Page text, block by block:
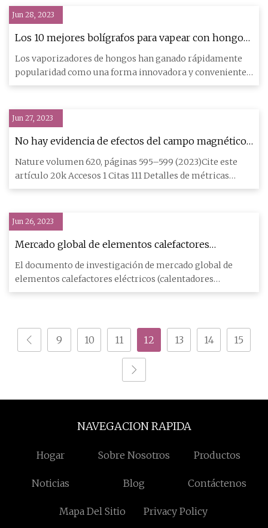
Jun 28, 2023
Los 10 mejores bolígrafos para vapear con hongos:
una guía completa para entusiastas
Los vaporizadores de hongos han ganado rápidamente
popularidad como una forma innovadora y conveniente
de disfrutar los
Jun 27, 2023
No hay evidencia de efectos del campo magnético
en el comportamiento de Drosophila
Nature volumen 620, páginas 595–599 (2023)Cite este
artículo 20k Accesos 1 Citas 111 Detalles de métricas
altmétricas Lo
Jun 26, 2023
Mercado global de elementos calefactores
eléctricos (calentadores eléctricos) analizado con
tendencias y oportunidades para 2029
El documento de investigación de mercado global de
elementos calefactores eléctricos (calentadores
eléctricos) presenta
9 10 11 12 13 14 15
NAVEGACION RAPIDA
Hogar Sobre Nosotros Productos
Noticias Blog Contáctenos
Mapa Del Sitio Privacy Policy